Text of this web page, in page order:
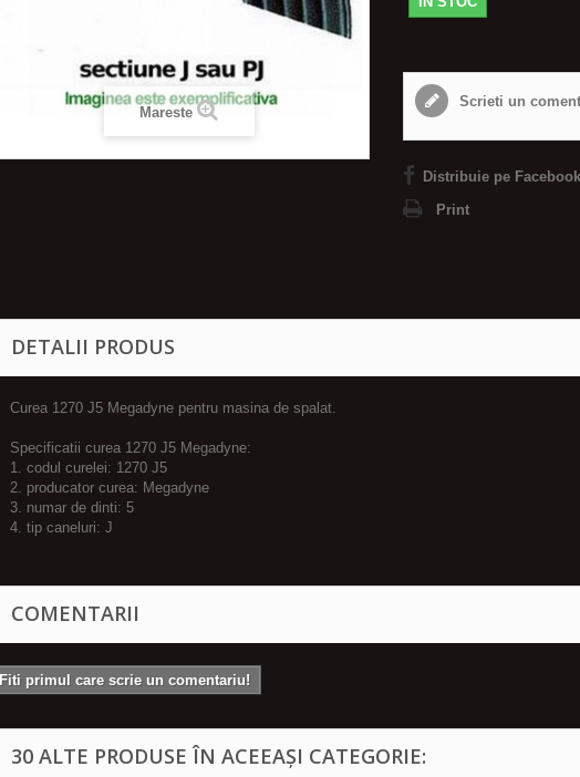
Mareste
Scrieti un
Distribuie pe
Print
DETALII PRODUS
Curea 1270 J5 Megadyne pentru masina de spalat.
Specificatii curea 1270 J5 Megadyne:
1. codul curelei: 1270 J5
2. producator curea: Megadyne
3. numar de dinti: 5
4. tip caneluri: J
COMENTARII
Fiti primul care scrie un comentariu!
30 ALTE PRODUSE ÎN ACEEAȘI CATEGORIE: